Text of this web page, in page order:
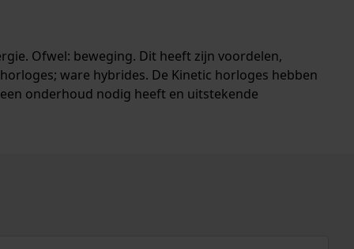
Ofwel: beweging. Dit heeft zijn voordelen,
ware hybrides. De Kinetic horloges hebben
onderhoud nodig heeft en uitstekende